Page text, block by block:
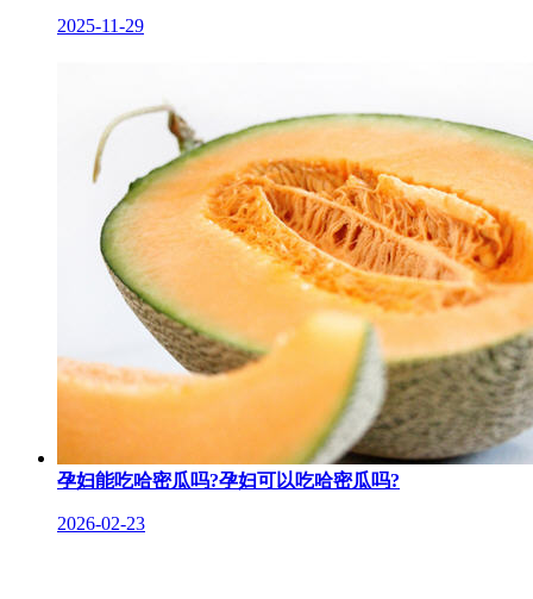
2025-11-29
孕妇能吃哈密瓜吗?孕妇可以吃哈密瓜吗?
2026-02-23